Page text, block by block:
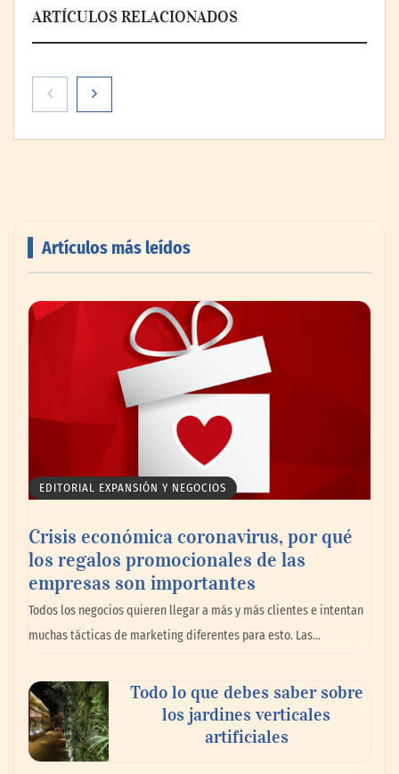
ARTÍCULOS RELACIONADOS
La peluquería felina se consolida como una
especialidad muy demandada en el sector
Livingreen B2B amplía su catálogo de
pisos deportivos para gimnasios en México
La llanta más cara puede ser la que menos
cuesta: Michelin lo demuestra ante notario
público
Artículos más leídos
EDITORIAL EXPANSIÓN Y NEGOCIOS
Crisis económica coronavirus, por qué
los regalos promocionales de las
empresas son importantes
Todos los negocios quieren llegar a más y más clientes e intentan
muchas tácticas de marketing diferentes para esto. Las…
Todo lo que debes saber sobre
los jardines verticales
artificiales